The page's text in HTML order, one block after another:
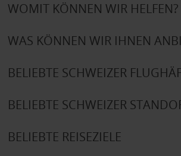
WOMIT KÖNNEN WIR HELFEN?
WAS KÖNNEN WIR IHNEN
BELIEBTE SCHWEIZER
BELIEBTE SCHWEIZER
BELIEBTE REISEZIELE